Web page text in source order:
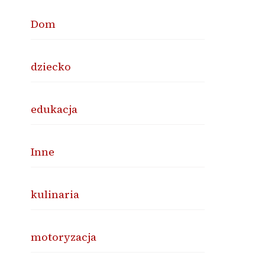
Dom
dziecko
edukacja
Inne
kulinaria
motoryzacja